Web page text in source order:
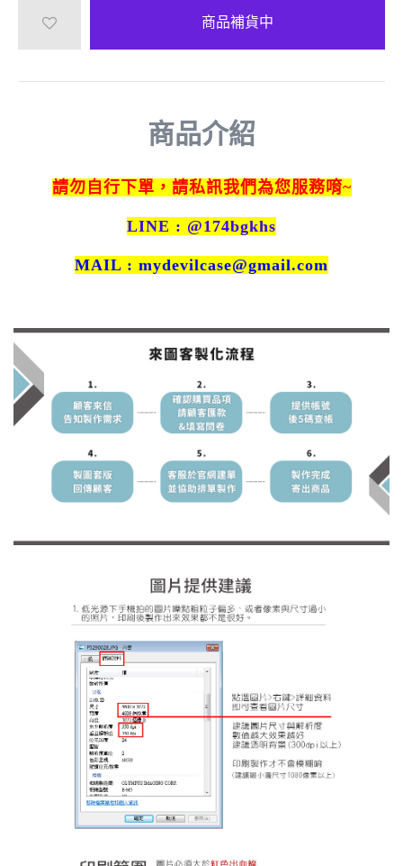
商品補貨中
商品介紹
請勿自行下單，請私訊我們為您服務唷~
LINE : @174bgkhs
MAIL : mydevilcase@gmail.com